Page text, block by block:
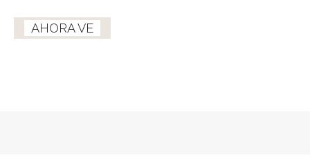
AHORA VE